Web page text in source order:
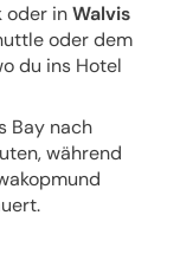
oder inWalvis
oder dem
du ins Hotel
Bay nach
während